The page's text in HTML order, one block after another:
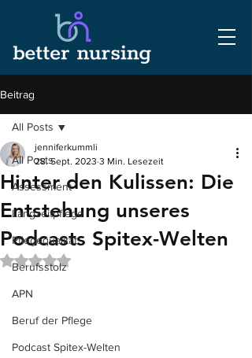
Beitrag
All Posts
Assessment
Langzeitpflege
Pflegequalität
Berufsstolz
APN
Beruf der Pflege
Podcast Spitex-Welten
All Posts
Hinter den Kulissen: Die
Entstehung unseres
Podcasts Spitex-Welten
jenniferkummli
28. Sept. 2023 3 Min. Lesezeit
Mit NaN von 5 Sternen bewertet.